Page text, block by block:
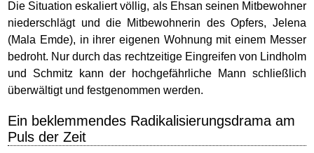
Die Situation eskaliert völlig, als Ehsan seinen Mitbewohner
niederschlägt und die Mitbewohnerin des Opfers, Jelena
(Mala Emde), in ihrer eigenen Wohnung mit einem Messer
bedroht. Nur durch das rechtzeitige Eingreifen von Lindholm
und Schmitz kann der hochgefährliche Mann schließlich
überwältigt und festgenommen werden.
Ein beklemmendes Radikalisierungsdrama am
Puls der Zeit